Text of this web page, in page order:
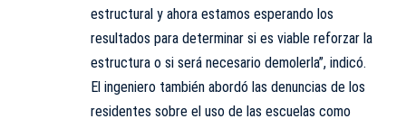
estructural y ahora estamos esperando los
resultados para determinar si es viable reforzar la
estructura o si será necesario demolerla”, indicó.
El ingeniero también abordó las denuncias de los
residentes sobre el uso de las escuelas como